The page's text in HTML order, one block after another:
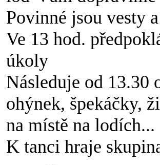
Povinné jsou vesty
Ve 13 hod.
úkoly
Následuje od 13.30
ohýnek, špekáčky,
na místě na lodích...
K tanci hraje